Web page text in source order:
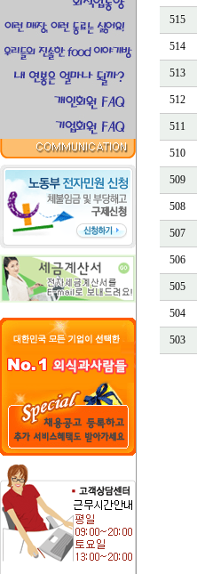
515
514
513
512
511
510
509
508
507
506
505
504
503